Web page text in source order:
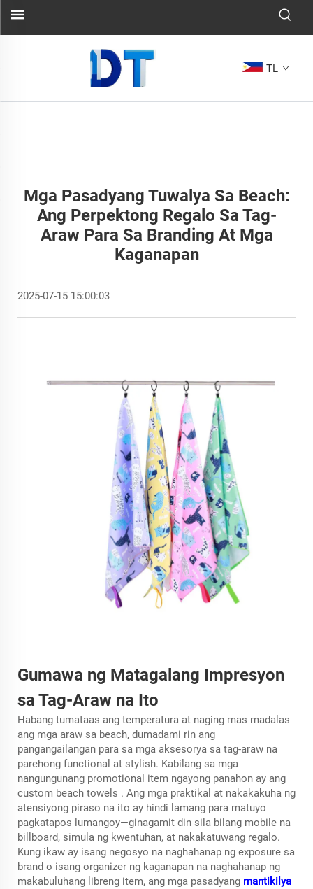
TL
Mga Pasadyang Tuwalya Sa Beach:
Ang Perpektong Regalo Sa Tag-
Araw Para Sa Branding At Mga
Kaganapan
2025-07-15 15:00:03
Gumawa ng Matagalang Impresyon
sa Tag-Araw na Ito
Habang tumataas ang temperatura at naging mas madalas
ang mga araw sa beach, dumadami rin ang
pangangailangan para sa mga aksesorya sa tag-araw na
parehong functional at stylish. Kabilang sa mga
nangungunang promotional item ngayong panahon ay ang
custom beach towels . Ang mga praktikal at nakakakuha ng
atensiyong piraso na ito ay hindi lamang para matuyo
pagkatapos lumangoy—ginagamit din sila bilang mobile na
billboard, simula ng kwentuhan, at nakakatuwang regalo.
Kung ikaw ay isang negosyo na naghahanap ng exposure sa
brand o isang organizer ng kaganapan na naghahanap ng
makabuluhang libreng item, ang mga pasadyang mantikilya